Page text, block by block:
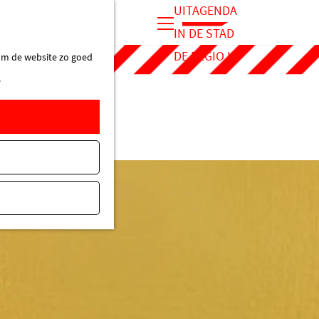
de website zo goed
M
e
UITAGENDA
IN DE STAD
DE REGIO IN